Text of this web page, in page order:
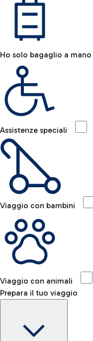
Ho solo bagaglio a mano
Assistenze speciali
Viaggio con bambini
Viaggio con animali
Prepara il tuo viaggio